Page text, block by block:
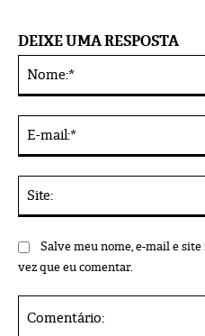
DEIXE UMA RESPOSTA
Salve meu nome, e-mail e
vez que eu comentar.